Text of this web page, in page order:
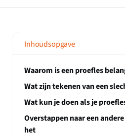
Inhoudsopgave
Waarom is een proefles
Wat zijn tekenen van een
Wat kun je doen als je
Overstappen naar een
het